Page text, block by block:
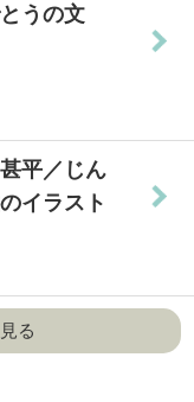
うの文
平／じん
イラスト
る